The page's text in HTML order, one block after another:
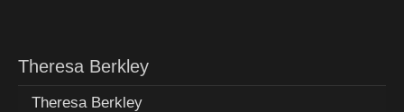
Theresa Berkley
Theresa Berkley